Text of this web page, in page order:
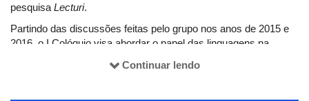
pesquisa Lecturi.
Partindo das discussões feitas pelo grupo nos anos de 2015 e
2016, o I Colóquio visa abordar o papel das linguagens na
adultos nos espaços escolares e não escolares.
Continuar lendo